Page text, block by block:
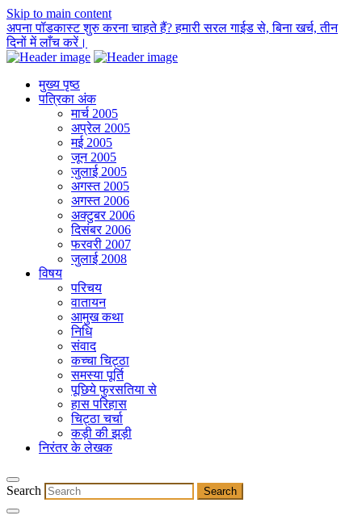
Skip to main content
अपना पॉडकास्ट शुरु करना चाहते हैं? हमारी सरल गाईड से, बिना खर्च, तीन
दिनों में लाँच करें।
मुख्य पृष्ठ
पत्रिका अंक
मार्च 2005
अप्रेल 2005
मई 2005
जून 2005
जुलाई 2005
अगस्त 2005
अगस्त 2006
अक्टुबर 2006
दिसंबर 2006
फरवरी 2007
जुलाई 2008
विषय
परिचय
वातायन
आमुख कथा
निधि
संवाद
कच्चा चिट्ठा
समस्या पूर्ति
पूछिये फुरसतिया से
हास परिहास
चिट्ठा चर्चा
कड़ी की झड़ी
निरंतर के लेखक
Search